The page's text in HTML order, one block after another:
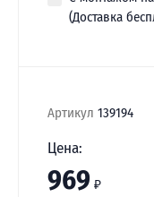
(Доставка
Артикул 139194
Цена:
969 ₽